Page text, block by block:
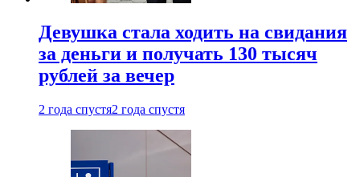
Девушка стала ходить на свидания
за деньги и получать 130 тысяч
рублей за вечер
2 года спустя2 года спустя